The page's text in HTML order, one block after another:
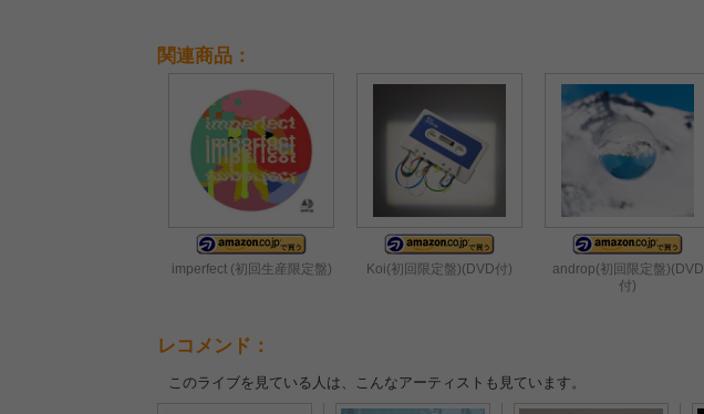
関連商品：
imperfect (初回生産限定盤) Koi(初回限定盤)(DVD付)
androp(初回限定盤)(DVD
付)
レコメンド：
このライブを見ている人は、こんなアーティストも見ています。